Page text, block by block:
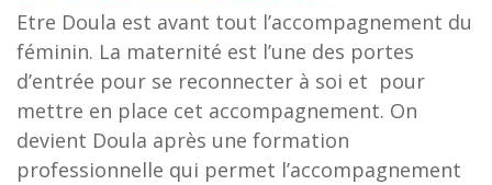
Etre Doula est avant tout l’accompagnement du
féminin. La maternité est l’une des portes
d’entrée pour se reconnecter à soi et pour
mettre en place cet accompagnement. On
devient Doula après une formation
professionnelle qui permet l’accompagnement